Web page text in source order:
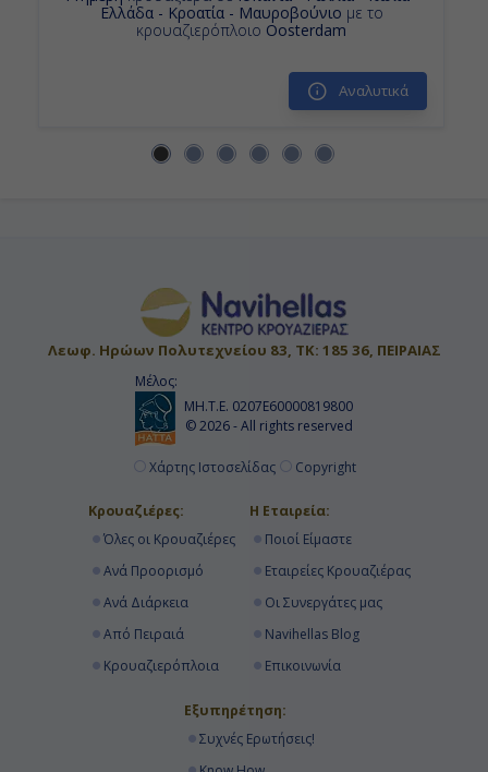
Ελλάδα - Κροατία - Μαυροβούνιο με το
κρουαζιερόπλοιο Oosterdam
Αναλυτικά
Λεωφ. Ηρώων Πολυτεχνείου 83, ΤΚ: 185 36, ΠΕΙΡΑΙΑΣ
Μέλος:
ΜΗ.Τ.Ε. 0207Ε60000819800
© 2026 - All rights reserved
Χάρτης Ιστοσελίδας Copyright
Κρουαζιέρες:
Όλες οι Κρουαζιέρες
Ανά Προορισμό
Ανά Διάρκεια
Από Πειραιά
Κρουαζιερόπλοια
Η Εταιρεία:
Ποιοί Είμαστε
Εταιρείες Κρουαζιέρας
Οι Συνεργάτες μας
Navihellas Blog
Επικοινωνία
Εξυπηρέτηση:
Συχνές Ερωτήσεις!